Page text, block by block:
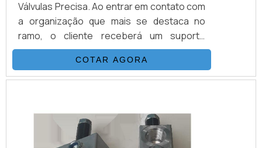
Válvulas Precisa. Ao entrar em contato com
a organização que mais se destaca no
ramo, o cliente receberá um suporte
completo para sanar eventuais dúvidas
sobre o produto a ser adquirido.Quando o
quesito é válvulas seletoras, com a melhor
benefício e atendimento eficaz em todo o
COTAR AGORA